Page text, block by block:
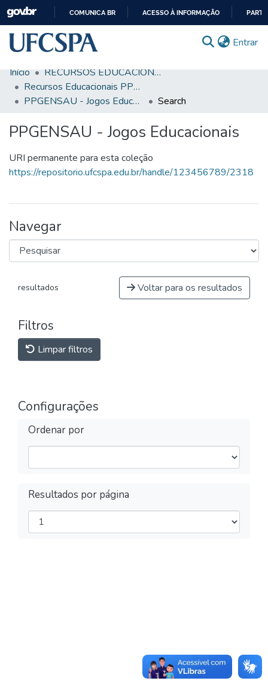
CONTEÚDO
COMUNICA BR ACESSO À INFORMAÇÃO
Entrar
Comunidades & Coleções
Busca Facetada
Estatísticas
Autoarquivamento
Sobre o RI-UFCSPA
FAQ
Ajuda
Início
RECURSOS EDUCACIONAIS
Recursos Educacionais PPGENSAU
PPGENSAU - Jogos Educacionais
Search
PPGENSAU - Jogos Educacionais
URI permanente para esta coleção
https://repositorio.ufcspa.edu.br/handle/123456789/2318
Navegar
resultados Voltar para os resultados
Filtros
Limpar filtros
Configurações
Ordenar por
Resultados por página